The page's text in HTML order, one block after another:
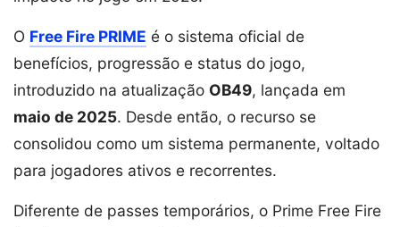
O Free Fire PRIME é o sistema oficial de
benefícios, progressão e status do jogo,
introduzido na atualização OB49, lançada em
maio de 2025. Desde então, o recurso se
consolidou como um sistema permanente, voltado
para jogadores ativos e recorrentes.
Diferente de passes temporários, o Prime Free Fire